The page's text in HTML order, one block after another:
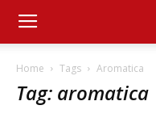
Home Tags Aromatica
Tag: aromatica